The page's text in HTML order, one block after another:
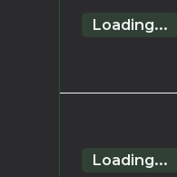
Loading...
Loading...